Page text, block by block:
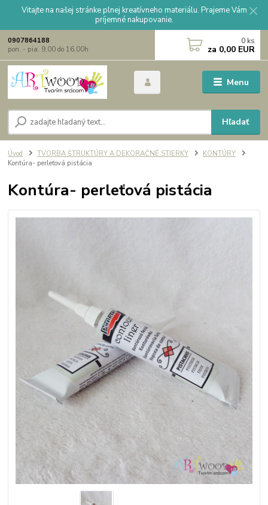
Vitajte na našej stránke plnej kreatívneho materiálu. Prajeme Vám
príjemné nakupovanie.
Menu
Hľadať
0907864188
pon. - pia. 9,00 do 16,00h
0 ks
za 0,00 EUR
Úvod TVORBA ŠTRUKTÚRY A DEKORAČNÉ STIERKY
KONTÚRY
Kontúra- perleťová pistácia
Kontúra- perleťová pistácia